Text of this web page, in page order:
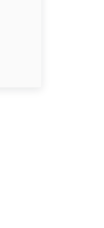
354: Instalación de